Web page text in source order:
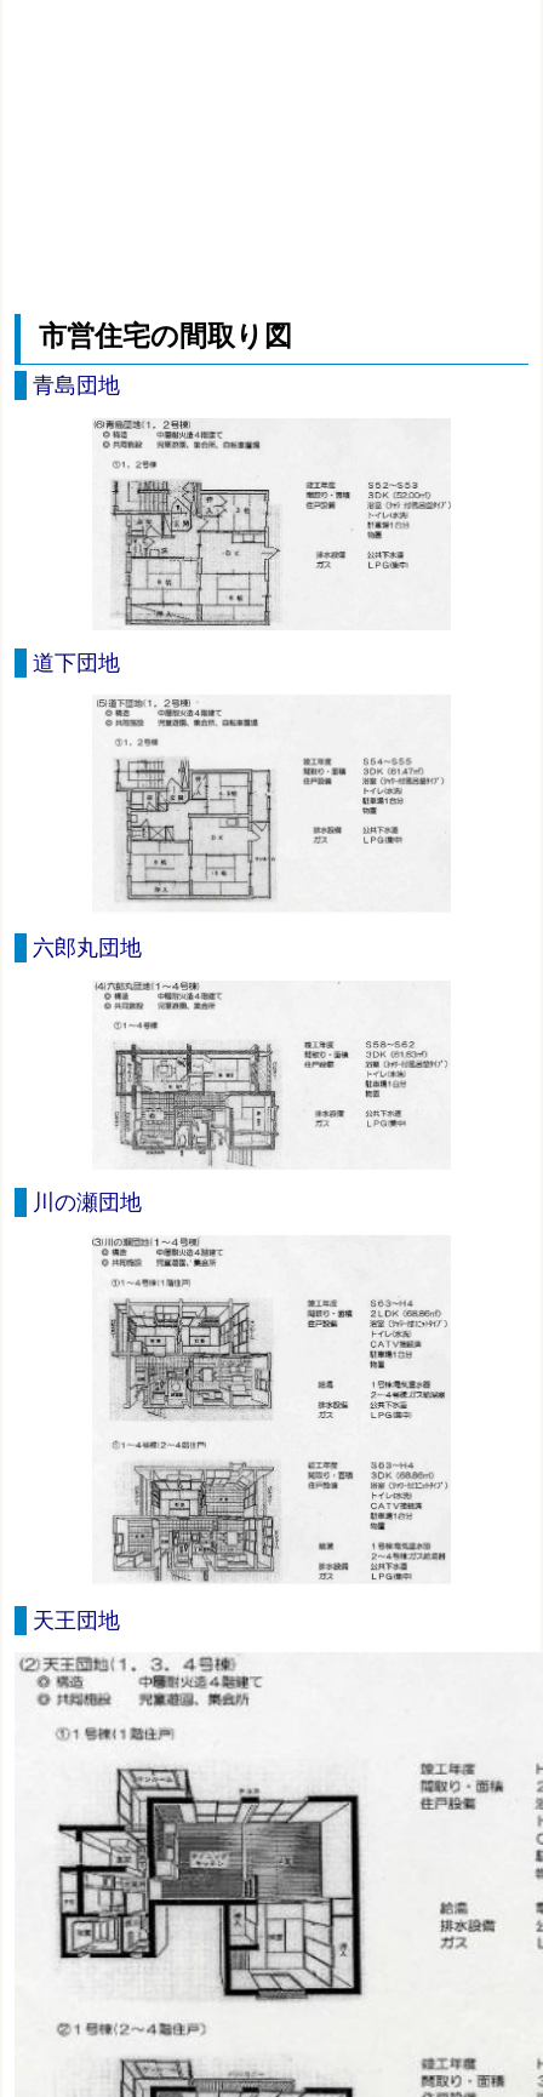
市営住宅の間取り図
青島団地
道下団地
六郎丸団地
川の瀬団地
天王団地